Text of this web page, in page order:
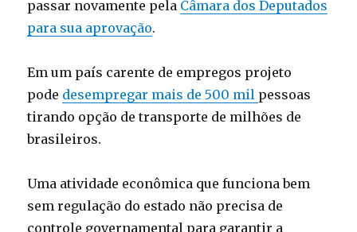
passar novamente pela Câmara dos Deputados
para sua aprovação.
Em um país carente de empregos projeto
pode desempregar mais de 500 mil pessoas
tirando opção de transporte de milhões de
brasileiros.
Uma atividade econômica que funciona bem
sem regulação do estado não precisa de
controle governamental para garantir a